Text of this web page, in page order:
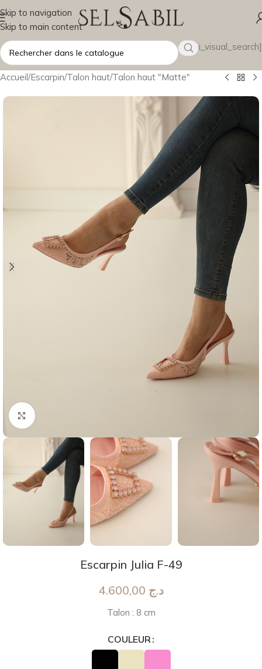
Skip to navigation
Skip to main content
[wsbi_visual_search]
Accueil/Escarpin/Talon haut/Talon haut "Matte"
Agrandir
Escarpin Julia F-49
د.ج
Talon : 8 cm
COULEUR